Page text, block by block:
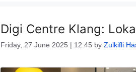
Digi Centre Klang:
Friday, 27 June 2025 | 12:45 by Zulkifli